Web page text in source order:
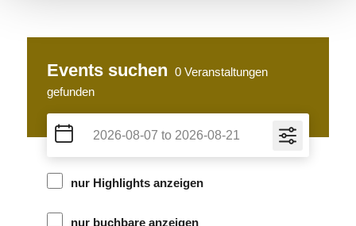
Events suchen 0 Veranstaltungen
gefunden
nur Highlights anzeigen
nur buchbare anzeigen